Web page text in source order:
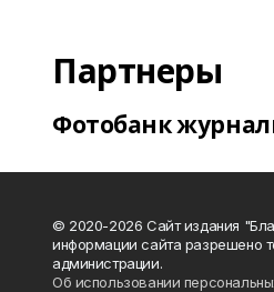
Партнеры
Фотобанк
© 2020-2026 Сайт издания
информации сайта разрешено
администрации.
Об использовании